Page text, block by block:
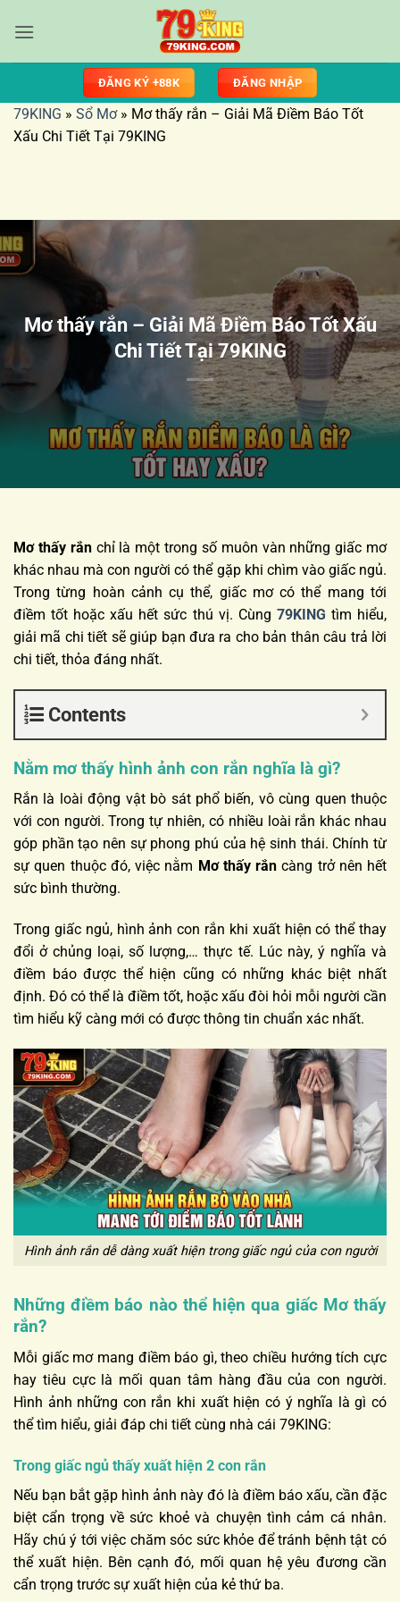
ĐĂNG KÝ +88K ĐĂNG NHẬP
79KING » Sổ Mơ» Mơ thấy rắn – Giải Mã Điềm Báo Tốt
Xấu Chi Tiết Tại 79KING
Mơ thấy rắn – Giải Mã Điềm Báo Tốt Xấu
Chi Tiết Tại 79KING
Mơ thấy rắnchỉ là một trong số muôn vàn những giấc mơ
khác nhau mà con người có thể gặp khi chìm vào giấc ngủ.
Trong từng hoàn cảnh cụ thể, giấc mơ có thể mang tới
điềm tốt hoặc xấu hết sức thú vị. Cùng 79KING tìm hiểu,
giải mã chi tiết sẽ giúp bạn đưa ra cho bản thân câu trả lời
chi tiết, thỏa đáng nhất.
Contents
Nằm mơ thấy hình ảnh con rắn nghĩa là gì?
Rắn là loài động vật bò sát phổ biến, vô cùng quen thuộc
với con người. Trong tự nhiên, có nhiều loài rắn khác nhau
góp phần tạo nên sự phong phú của hệ sinh thái. Chính từ
sự quen thuộc đó, việc nằm Mơ thấy rắn càng trở nên hết
sức bình thường.
Trong giấc ngủ, hình ảnh con rắn khi xuất hiện có thể thay
đổi ở chủng loại, số lượng,… thực tế. Lúc này, ý nghĩa và
điềm báo được thể hiện cũng có những khác biệt nhất
định. Đó có thể là điềm tốt, hoặc xấu đòi hỏi mỗi người cần
tìm hiểu kỹ càng mới có được thông tin chuẩn xác nhất.
Hình ảnh rắn dễ dàng xuất hiện trong giấc ngủ của con người
Những điềm báo nào thể hiện qua giấc Mơ thấy
rắn?
Mỗi giấc mơ mang điềm báo gì, theo chiều hướng tích cực
hay tiêu cực là mối quan tâm hàng đầu của con người.
Hình ảnh những con rắn khi xuất hiện có ý nghĩa là gì có
thể tìm hiểu, giải đáp chi tiết cùng nhà cái 79KING:
Trong giấc ngủ thấy xuất hiện 2 con rắn
Nếu bạn bắt gặp hình ảnh này đó là điềm báo xấu, cần đặc
biệt cẩn trọng về sức khoẻ và chuyện tình cảm cá nhân.
Hãy chú ý tới việc chăm sóc sức khỏe để tránh bệnh tật có
thể xuất hiện. Bên cạnh đó, mối quan hệ yêu đương cần
cẩn trọng trước sự xuất hiện của kẻ thứ ba.